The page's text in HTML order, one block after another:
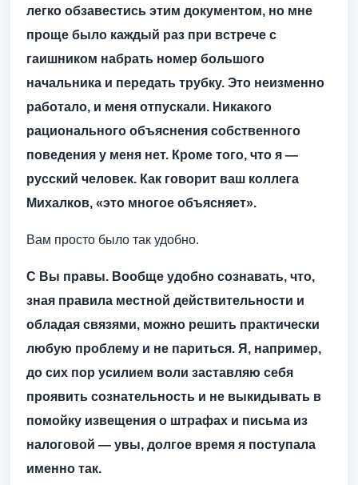
легко обзавестись этим документом, но мне
проще было каждый раз при встрече с
гаишником набрать номер большого
начальника и передать трубку. Это неизменно
работало, и меня отпускали. Никакого
рационального объяснения собственного
поведения у меня нет. Кроме того, что я —
русский человек. Как говорит ваш коллега
Михалков, «это многое объясняет».
Вам просто было так удобно.
С Вы правы. Вообще удобно сознавать, что,
зная правила местной действительности и
обладая связями, можно решить практически
любую проблему и не париться. Я, например,
до сих пор усилием воли заставляю себя
проявить сознательность и не выкидывать в
помойку извещения о штрафах и письма из
налоговой — увы, долгое время я поступала
именно так.